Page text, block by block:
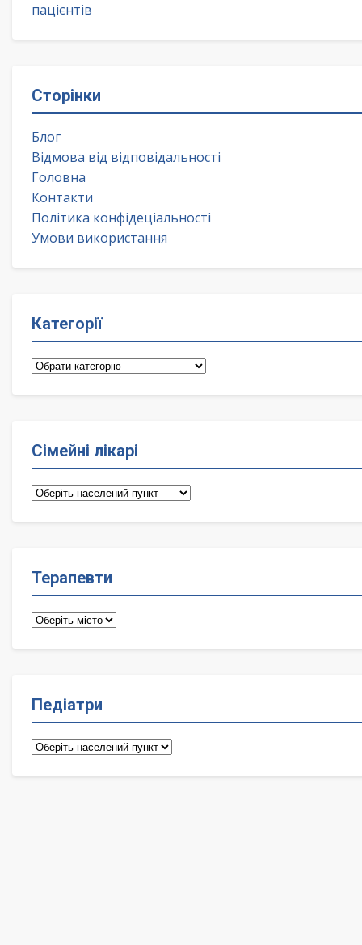
пацієнтів
Сторінки
Блог
Відмова від відповідальності
Головна
Контакти
Політика конфідеціальності
Умови використання
Категорії
Категорії
Сімейні лікарі
Сімейні
Терапевти
Терапевти
Педіатри
Педіатри